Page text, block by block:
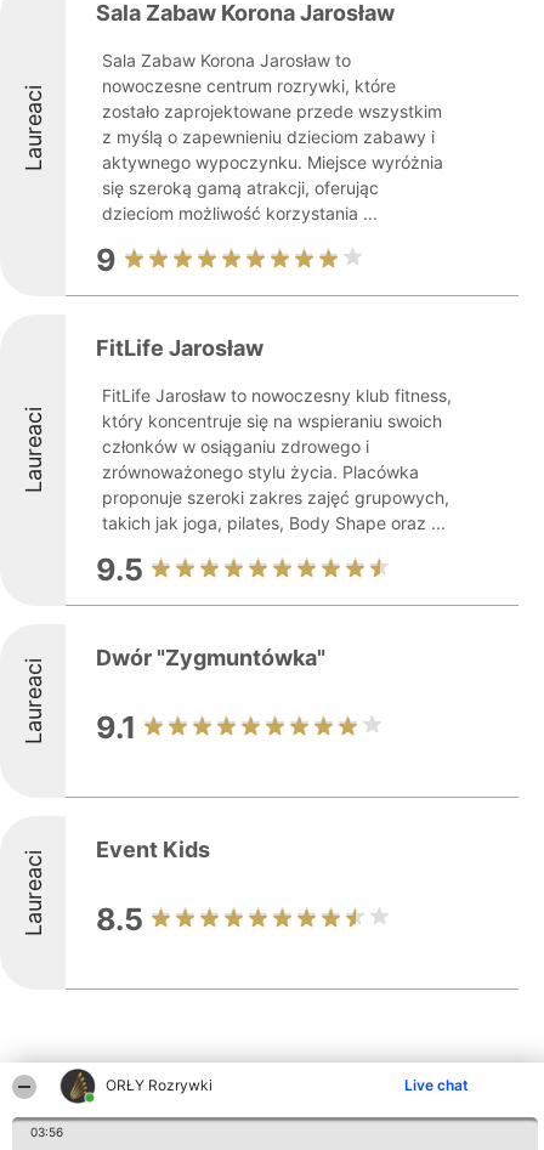
ORŁY Rozrywki Live chat
03:56
Laureaci
Sala Zabaw Korona Jarosław
Sala Zabaw Korona Jarosław to
nowoczesne centrum rozrywki, które
zostało zaprojektowane przede wszystkim
z myślą o zapewnieniu dzieciom zabawy i
aktywnego wypoczynku. Miejsce wyróżnia
się szeroką gamą atrakcji, oferując
dzieciom możliwość korzystania ...
9
Laureaci
FitLife Jarosław
FitLife Jarosław to nowoczesny klub fitness,
który koncentruje się na wspieraniu swoich
członków w osiąganiu zdrowego i
zrównoważonego stylu życia. Placówka
proponuje szeroki zakres zajęć grupowych,
takich jak joga, pilates, Body Shape oraz ...
9.5
Laureaci Dwór "Zygmuntówka"
9.1
Laureaci Event Kids
8.5
Inne firmy z województwa